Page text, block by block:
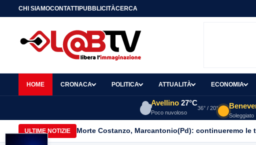
CHI SIAMOCONTATTIPUBBLICITÀCERCA
HOME CRONACA POLITICA ATTUALITÀ ECONOMIA
Avellino 27°C
Poco nuvoloso
36° / 20°
Soleggiato
ULTIME NOTIZIE Morte Costanzo, Marcantonio(Pd): continueremo le